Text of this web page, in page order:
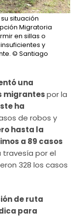
situación
Migratoria
en sillas o
y
© Santiago
una
migrantespor la
ha
de robos y
hasta la
a 89 casos
travesía por el
328 los casos
de ruta
para